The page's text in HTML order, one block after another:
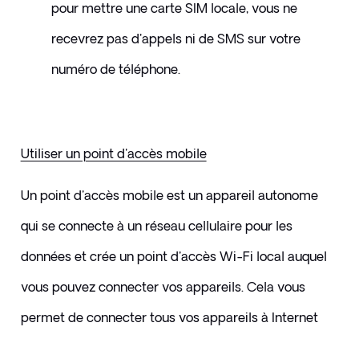
pour mettre une carte SIM locale, vous ne
recevrez pas d'appels ni de SMS sur votre
numéro de téléphone.
Utiliser un point d'accès mobile
Un point d'accès mobile est un appareil autonome
qui se connecte à un réseau cellulaire pour les
données et crée un point d'accès Wi-Fi local auquel
vous pouvez connecter vos appareils. Cela vous
permet de connecter tous vos appareils à Internet